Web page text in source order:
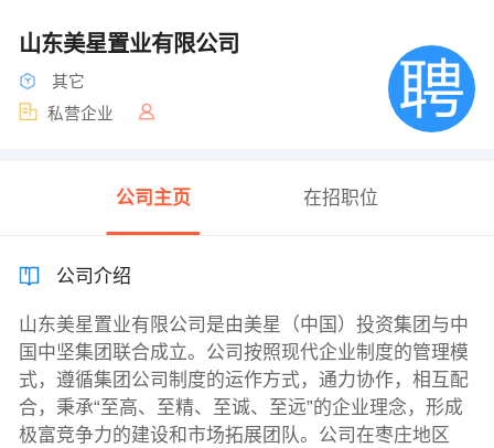
山东美星置业有限公司
其它
私营企业
公司主页 在招职位
公司介绍
山东美星置业有限公司是由美星（中国）投资集团与中
国中坚集团联合成立。公司按照现代企业制度的管理模
式，遵循集团公司制度的运作方式，通力协作，相互配
合，秉承“至高、至精、至诚、至远”的企业理念，形成
极富竞争力的建设和市场拓展团队。公司在枣庄地区